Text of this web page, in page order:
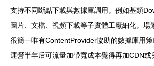
支持不同斷點下載與數據庫調用。例如基類
圖片、文檔、視頻下載等子實體工廠細化。場
很簡一唯有ContentProvider協助的數據庫用
運營半年后可流量加帶寬成本覺得再加CDN或